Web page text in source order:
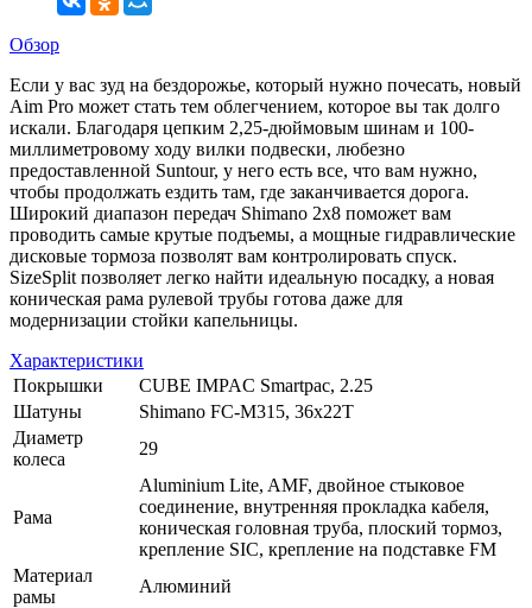
Обзор
Если у вас зуд на бездорожье, который нужно почесать, новый
Aim Pro может стать тем облегчением, которое вы так долго
искали. Благодаря цепким 2,25-дюймовым шинам и 100-
миллиметровому ходу вилки подвески, любезно
предоставленной Suntour, у него есть все, что вам нужно,
чтобы продолжать ездить там, где заканчивается дорога.
Широкий диапазон передач Shimano 2x8 поможет вам
проводить самые крутые подъемы, а мощные гидравлические
дисковые тормоза позволят вам контролировать спуск.
SizeSplit позволяет легко найти идеальную посадку, а новая
коническая рама рулевой трубы готова даже для
модернизации стойки капельницы.
Характеристики
Покрышки
CUBE IMPAC Smartpac, 2.25
Шатуны
Shimano FC-M315, 36x22T
Диаметр
колеса
29
Рама
Aluminium Lite, AMF, двойное стыковое
соединение, внутренняя прокладка кабеля,
коническая головная труба, плоский тормоз,
крепление SIC, крепление на подставке FM
Материал
рамы
Алюминий